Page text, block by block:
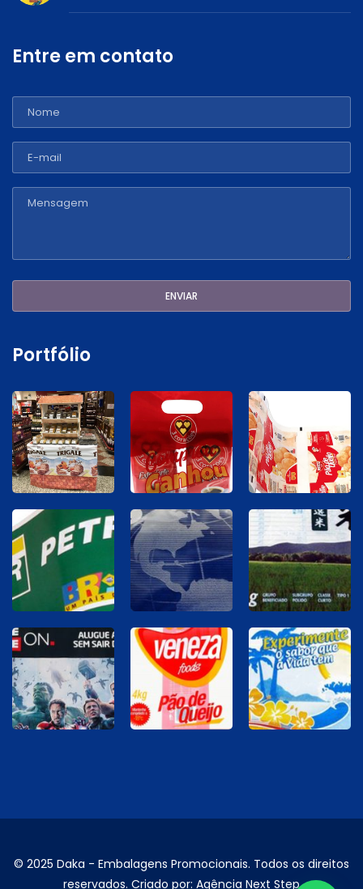
Entre em contato
Portfólio
© 2025 Daka - Embalagens Promocionais. Todos os direitos
reservados. Criado por: Agência Next Step